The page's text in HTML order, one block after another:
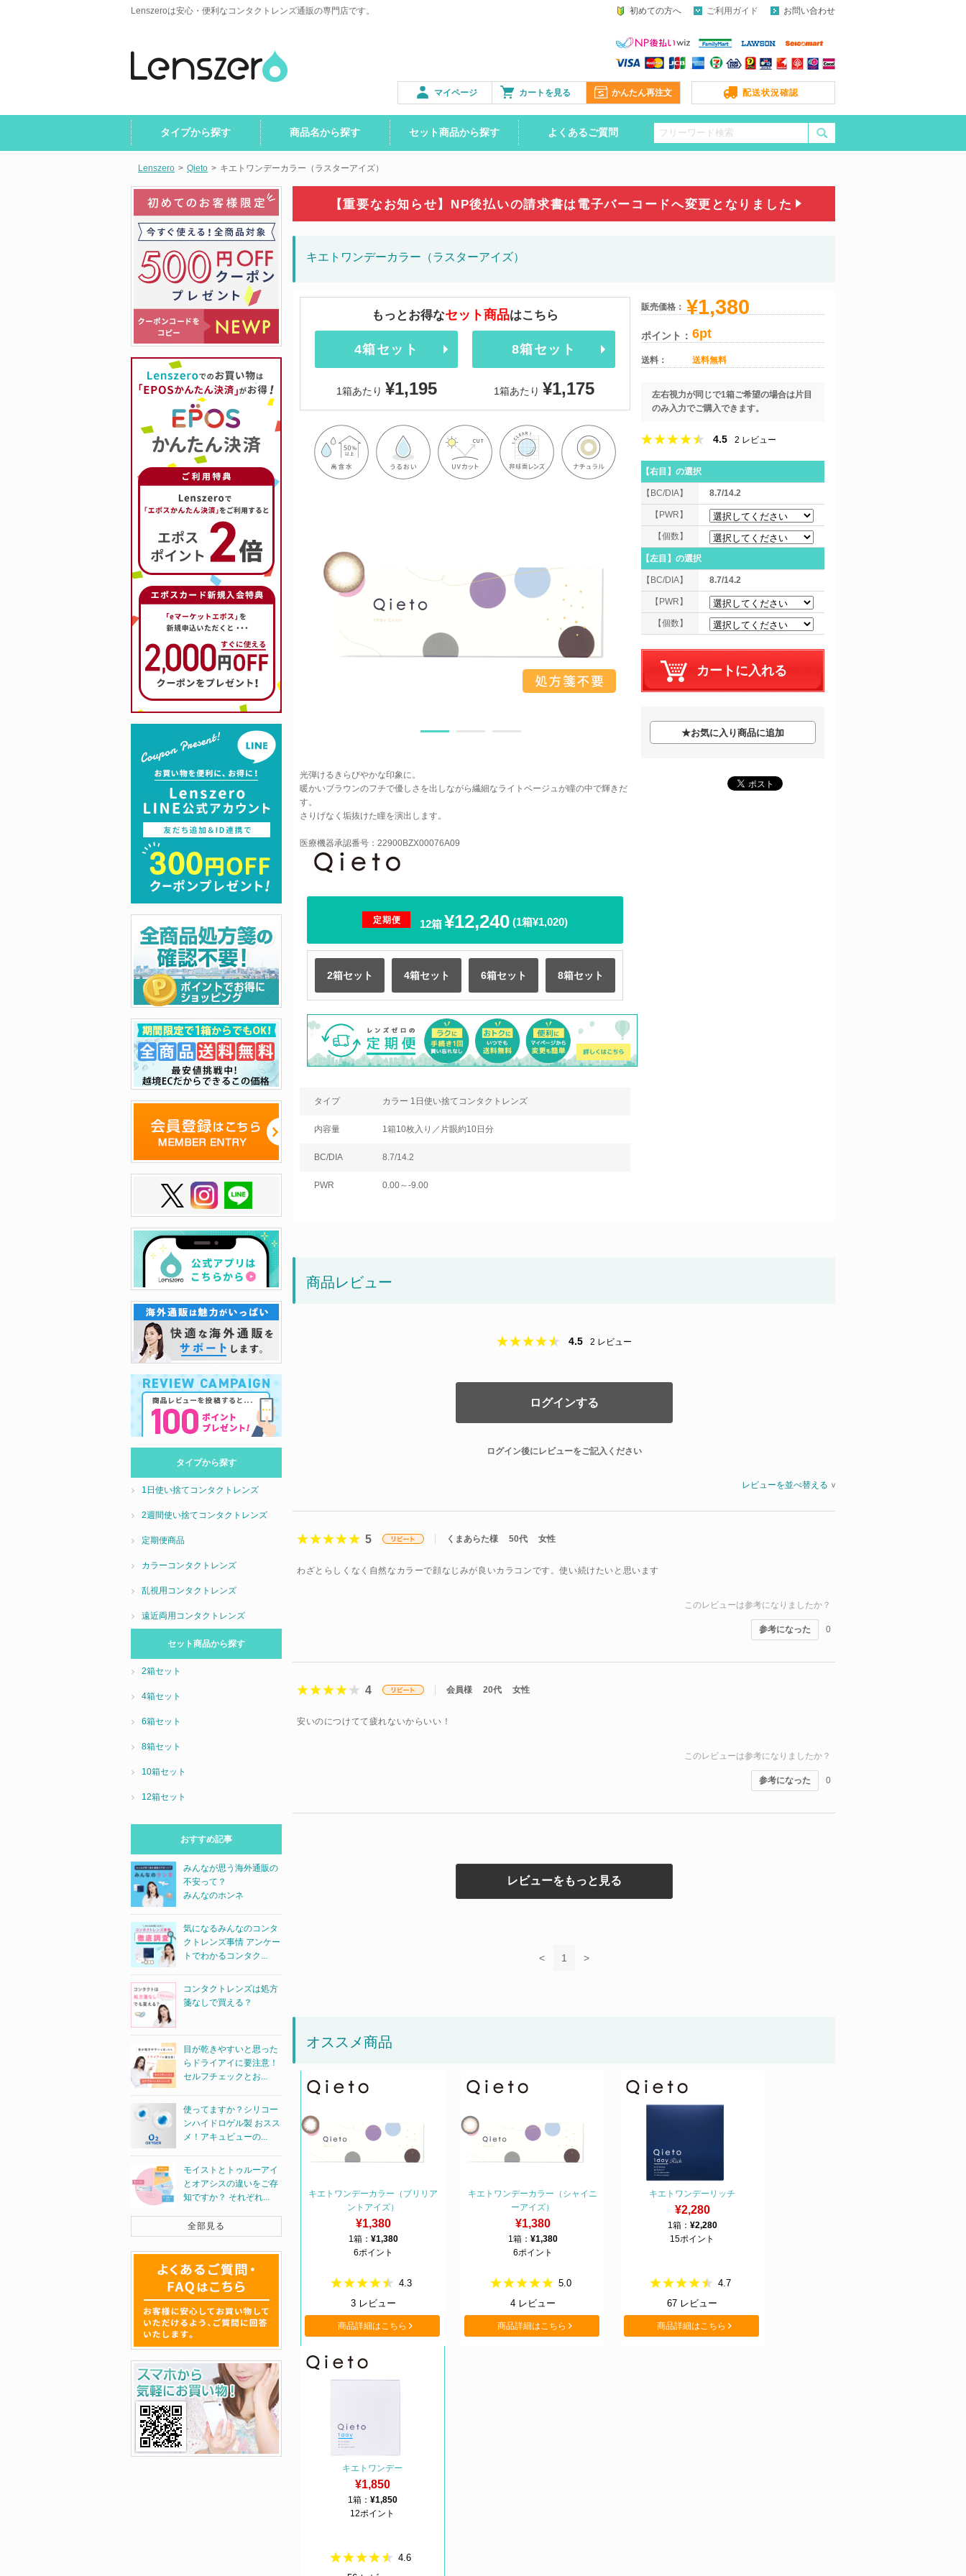
Lenszeroは安心・便利なコンタクトレンズ通販の専門店です。 初めての方へ ご利用ガイド お問い合わせ
かんたん再注文
カートを見る
マイページ 配送状況確認
タイプから探す 商品名から探す セット商品から探す よくあるご質問
Lenszero > Qieto > キエトワンデーカラー（ラスターアイズ）
【重要なお知らせ】NP後払いの請求書は電子バーコードへ変更となりました
キエトワンデーカラー（ラスターアイズ）
もっとお得なセット商品はこちら
4箱セット
1箱あたり ¥1,195
8箱セット
1箱あたり ¥1,175
光弾けるきらびやかな印象に。
暖かいブラウンのフチで優しさを出しながら繊細なライトベージュが瞳の中で輝きだ
す。
さりげなく垢抜けた瞳を演出します。
医療機器承認番号：22900BZX00076A09
定期便 12箱¥12,240 (1箱¥1,020)
2箱セット 4箱セット 6箱セット 8箱セット
タイプ カラー 1日使い捨てコンタクトレンズ
内容量 1箱10枚入り／片眼約10日分
BC/DIA 8.7/14.2
PWR 0.00～-9.00
販売価格： ¥1,380
ポイント： 6pt
送料： 送料無料
左右視力が同じで1箱ご希望の場合は片目
のみ入力でご購入できます。
4.5 2 レビュー
【右目】 の選択
【BC/DIA】 8.7/14.2
【PWR】
【個数】
【左目】 の選択
【BC/DIA】 8.7/14.2
【PWR】
【個数】
★お気に入り商品に追加
商品レビュー
4.5 2 レビュー
ログインする
ログイン後にレビューをご記入ください
レビューを並べ替える >
5 くまあらた様 50代 女性
わざとらしくなく自然なカラーで顔なじみが良いカラコンです。使い続けたいと思います
このレビューは参考になりましたか？
参考になった 0
4 会員様 20代 女性
安いのにつけてて疲れないからいい！
このレビューは参考になりましたか？
参考になった 0
レビューをもっと見る
< 1 >
オススメ商品
キエトワンデーカラー（ブリリア
ントアイズ）
¥1,380
1箱： ¥1,380
6ポイント
4.3
3レビュー
商品詳細はこちら
キエトワンデーカラー（シャイニ
ーアイズ）
¥1,380
1箱： ¥1,380
6ポイント
5.0
4レビュー
商品詳細はこちら
キエトワンデーリッチ
¥2,280
1箱： ¥2,280
15ポイント
4.7
67 レビュー
商品詳細はこちら
キエトワンデー
¥1,850
1箱： ¥1,850
12ポイント
4.6
タイプから探す
1日使い捨てコンタクトレンズ
2週間使い捨てコンタクトレンズ
定期便商品
カラーコンタクトレンズ
乱視用コンタクトレンズ
遠近両用コンタクトレンズ
セット商品から探す
2箱セット
4箱セット
6箱セット
8箱セット
10箱セット
12箱セット
おすすめ記事
みんなが思う海外通販の
不安って？
みんなのホンネ
気になるみんなのコンタ
クトレンズ事情 アンケー
トでわかるコンタク...
コンタクトレンズは処方
箋なしで買える？
目が乾きやすいと思った
らドライアイに要注意！
セルフチェックとお...
使ってますか？シリコー
ンハイドロゲル製 おスス
メ！アキュビューの...
モイストとトゥルーアイ
とオアシスの違いをご存
知ですか？ それぞれ...
全部見る